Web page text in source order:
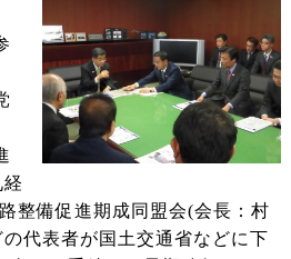
整備促進期成同盟会(会長：村
代表者が国土交通省などに下